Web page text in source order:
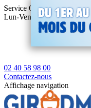
Service ClientGratuit : 02
Lun-Ven 8h30-18h
Livraison
02 40 58 98 00
Contactez-nous
Affichage navigation